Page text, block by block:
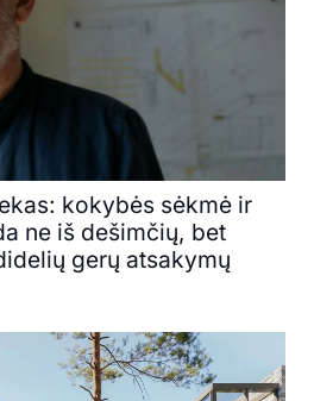
kokybės sėkmė ir
ne iš dešimčių, bet
gerų atsakymų